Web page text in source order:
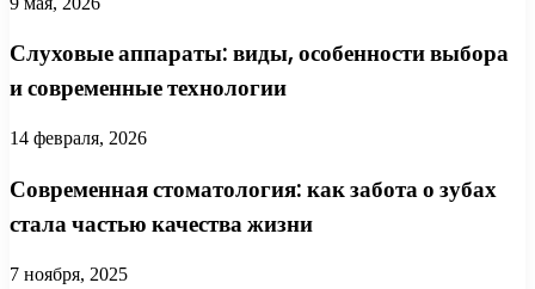
Слуховые аппараты: виды, особенности выбора
и современные технологии
14 февраля, 2026
Современная стоматология: как забота о зубах
стала частью качества жизни
7 ноября, 2025